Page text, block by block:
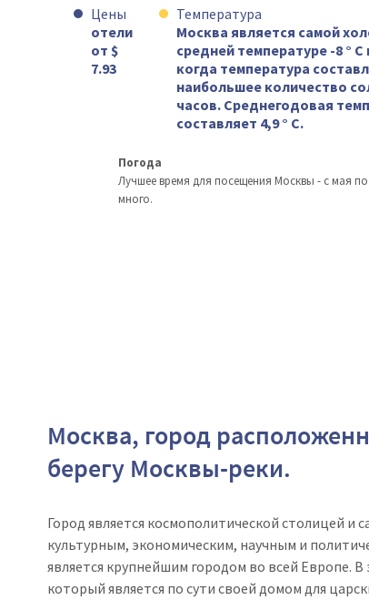
Цены
отели
от $
7.93
Температура
Москва является самой
средней температуре -8 °
когда температура
наибольшее количество
часов. Среднегодовая
составляет 4,9 ° C.
Погода
Лучшее время для посещения Москвы - с мая
много.
Москва, город
берегу Москвы-реки.
Город является космополитической столицей
культурным, экономическим, научным и
является крупнейшим городом во всей Европе. В
который является по сути своей домом для